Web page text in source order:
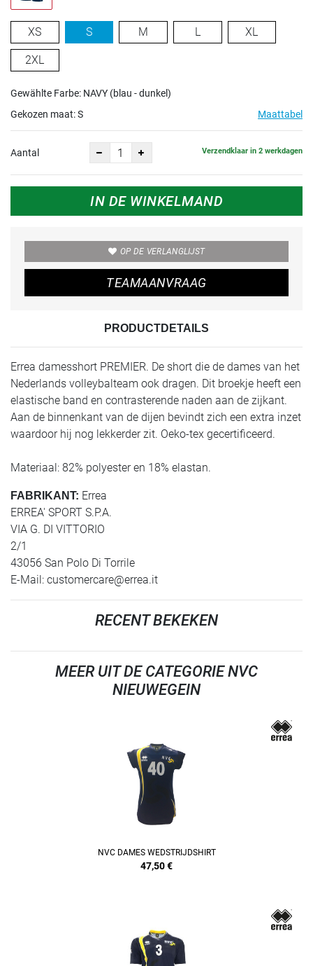
XS S M L XL
2XL
Gewählte Farbe: NAVY (blau - dunkel)
Gekozen maat:S Maattabel
Aantal Verzendklaar in 2 werkdagen
IN DE WINKELMAND
OP DE VERLANGLIJST
TEAMAANVRAAG
PRODUCTDETAILS
Errea damesshort PREMIER. De short die de dames van het
Nederlands volleybalteam ook dragen. Dit broekje heeft een
elastische band en contrasterende naden aan de zijkant.
Aan de binnenkant van de dijen bevindt zich een extra inzet
waardoor hij nog lekkerder zit. Oeko-tex gecertificeerd.
Materiaal: 82% polyester en 18% elastan.
FABRIKANT: Errea
ERREA' SPORT S.P.A.
VIA G. DI VITTORIO
2/1
43056 San Polo Di Torrile
E-Mail: customercare@errea.it
RECENT BEKEKEN
MEER UIT DE CATEGORIE NVC
NIEUWEGEIN
NVC DAMES WEDSTRIJDSHIRT
47,50€